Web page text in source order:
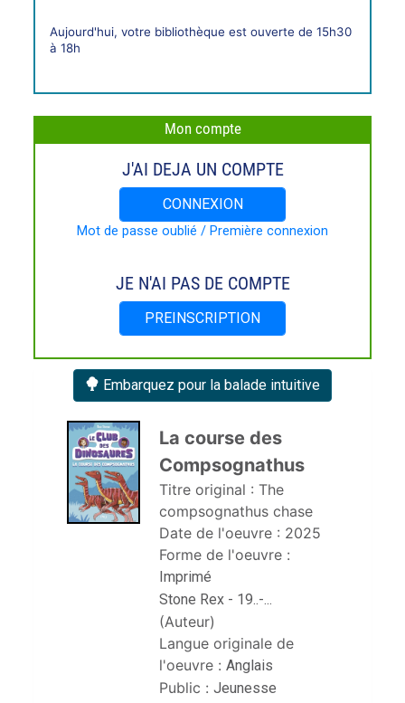
Embarquez pour la balade intuitive
La course des
Compsognathus
Titre original : The
compsognathus chase
Date de l'oeuvre : 2025
Forme de l'oeuvre :
Imprimé
Stone Rex - 19..-...
(Auteur)
Langue originale de
l'oeuvre : Anglais
Public : Jeunesse
liveAujourd'hui, votre bibliothèque est ouverte de 15h30
à 18h
Mon compte
J'AI DEJA UN COMPTE
CONNEXION
Mot de passe oublié / Première connexion
JE N'AI PAS DE COMPTE
PREINSCRIPTION